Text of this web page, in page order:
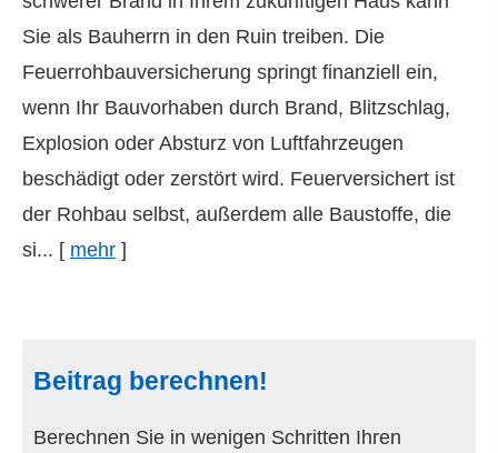
Sie als Bauherrn in den Ruin treiben. Die
Feuerrohbauversicherung springt finanziell ein,
wenn Ihr Bauvorhaben durch Brand, Blitzschlag,
Explosion oder Absturz von Luftfahrzeugen
beschädigt oder zerstört wird. Feuerversichert ist
der Rohbau selbst, außerdem alle Baustoffe, die
si... [ mehr ]
Beitrag berechnen!
Berechnen Sie in wenigen Schritten Ihren